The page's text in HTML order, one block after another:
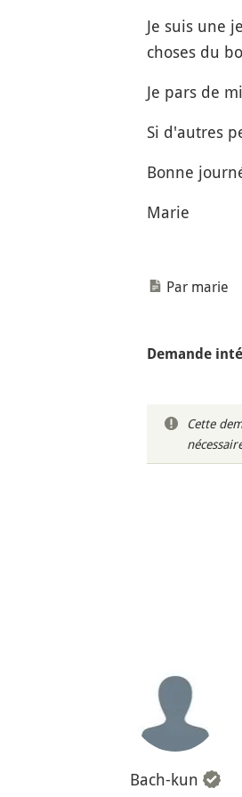
Je suis une
choses du
Je pars de mi
Si d'autres
Bonne
Marie
Par marie
Demande
Cette
Bach-kun